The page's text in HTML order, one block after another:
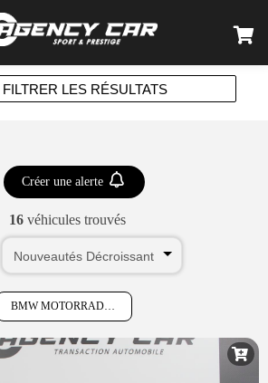
FILTRER LES RÉSULTATS
16véhicules trouvés
Créer une alerte
BMW MOTORRAD